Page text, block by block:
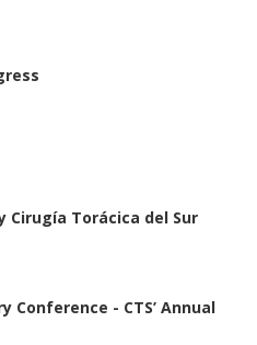
Cirugía Torácica del Sur
Conference - CTS’ Annual